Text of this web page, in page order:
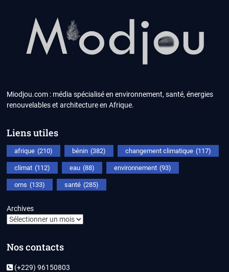
Miodjou.com : média spécialisé en environnement, santé, énergies
renouvelables et architecture en Afrique.
Liens utiles
afrique (210) bénin (382) changement climatique (117)
climat (112) eau (88) environnement (93)
oms (133) santé (285)
Archives
Nos contacts
(+229) 96150803